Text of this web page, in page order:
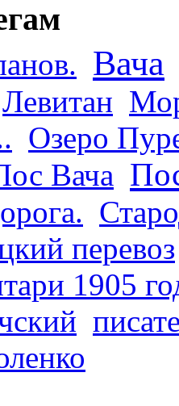
Вача
Левитан
Озеро
Вача
перевоз
1905